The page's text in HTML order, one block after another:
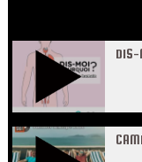
DIS-